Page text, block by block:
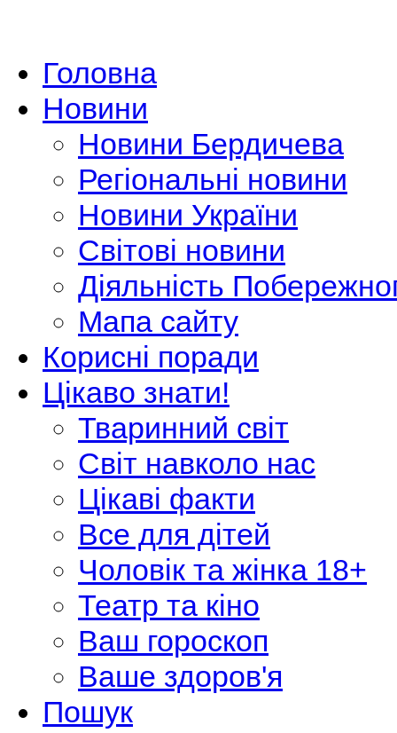
Головна
Новини
Новини Бердичева
Регіональні новини
Новини України
Світові новини
Діяльність
Мапа сайту
Корисні поради
Цікаво знати!
Тваринний світ
Світ навколо нас
Цікаві факти
Все для дітей
Чоловік та жінка 18+
Театр та кіно
Ваш гороскоп
Ваше здоров'я
Пошук